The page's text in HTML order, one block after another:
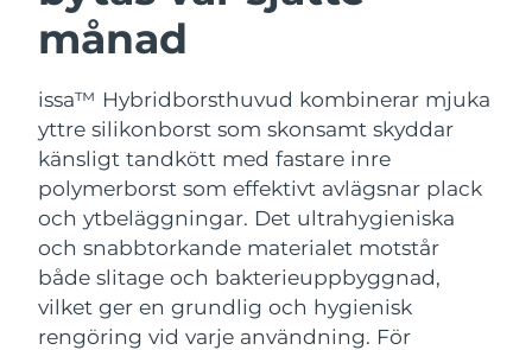
månad
issa™ Hybridborsthuvud kombinerar mjuka
yttre silikonborst som skonsamt skyddar
känsligt tandkött med fastare inre
polymerborst som effektivt avlägsnar plack
och ytbeläggningar. Det ultrahygieniska
och snabbtorkande materialet motstår
både slitage och bakterieuppbyggnad,
vilket ger en grundlig och hygienisk
rengöring vid varje användning. För